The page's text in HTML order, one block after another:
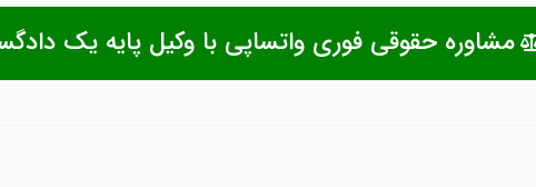
مشاوره حقوقی فوری واتساپی با وکیل پایه یک